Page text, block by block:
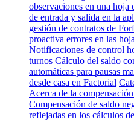
observaciones en una hoja
de entrada y salida en la
gestión de contratos de
proactiva errores en las
Notificaciones de control
turnos Cálculo del saldo
automáticas para pausas
desde casa en Factorial
Acerca de la
Compensación de saldo
reflejadas en los cálculos